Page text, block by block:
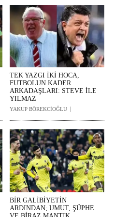
TEK YAZGI İKİ HOCA,
FUTBOLUN KADER
ARKADAŞLARI: STEVE İLE
YILMAZ
YAKUP BÖREKCİOĞLU
BİR GALİBİYETİN
ARDINDAN; UMUT, ŞÜPHE